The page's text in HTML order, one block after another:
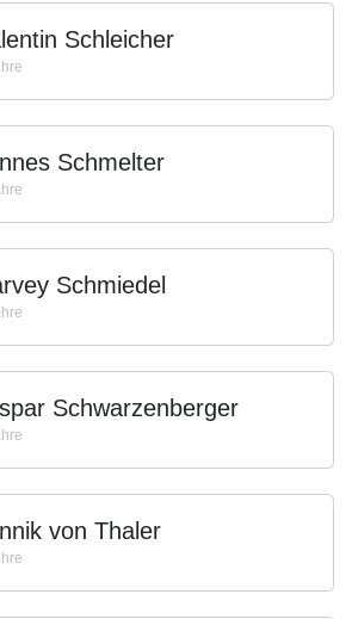
Schleicher
Schmelter
Schmiedel
Schwarzenberger
von Thaler